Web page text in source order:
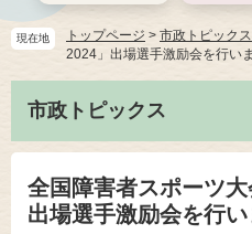
現在地 トップページ > 市政トピックス
2024」出場選手激励会を行い
市政トピックス
全国障害者スポーツ大
出場選手激励会を行